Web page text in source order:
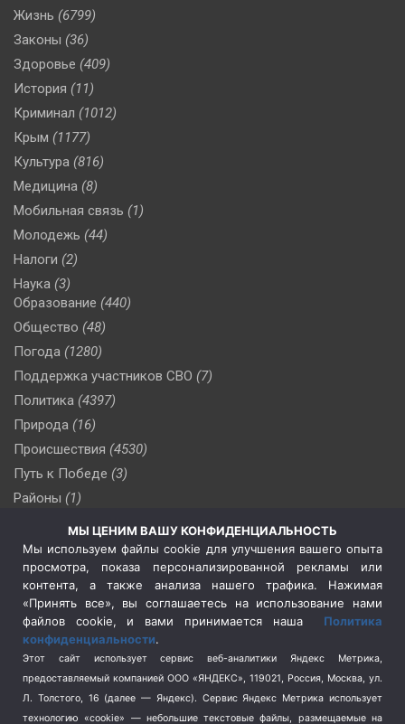
Жизнь (6799)
Законы (36)
Здоровье (409)
История (11)
Криминал (1012)
Крым (1177)
Культура (816)
Медицина (8)
Мобильная связь (1)
Молодежь (44)
Налоги (2)
Наука (3)
Образование (440)
Общество (48)
Погода (1280)
Поддержка участников СВО (7)
Политика (4397)
Природа (16)
Происшествия (4530)
Путь к Победе (3)
Районы (1)
(510)
Сельское хозяйство (3)
Социальная политика
(3)
Спецоперация в Украине
Спецоперация на Украине
(404)
Спорт (740)
Терроризм (1)
Транспорт (262)
МЫ ЦЕНИМ ВАШУ КОНФИДЕНЦИАЛЬНОСТЬ
Мы используем файлы cookie для улучшения вашего опыта
просмотра, показа персонализированной рекламы или
контента, а также анализа нашего трафика. Нажимая
«Принять все», вы соглашаетесь на использование нами
файлов cookie, и вами принимается наша Политика
конфиденциальности.
Этот сайт использует сервис веб-аналитики Яндекс Метрика,
предоставляемый компанией ООО «ЯНДЕКС», 119021, Россия, Москва, ул.
Л. Толстого, 16 (далее — Яндекс). Сервис Яндекс Метрика использует
технологию «cookie» — небольшие текстовые файлы, размещаемые на